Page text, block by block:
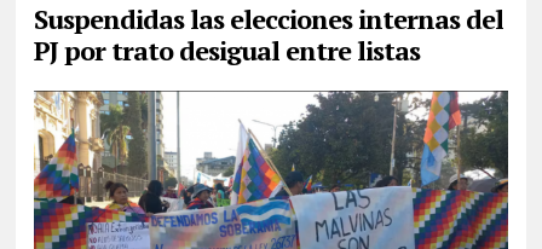
Suspendidas las elecciones internas del
PJ por trato desigual entre listas